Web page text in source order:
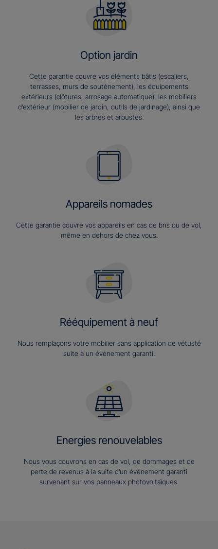
Option jardin
Cette garantie couvre vos éléments bâtis (escaliers,
terrasses, murs de soutènement), les équipements
extérieurs (clôtures, arrosage automatique), les mobiliers
d’extérieur (mobilier de jardin, outils de jardinage), ainsi que
les arbres et arbustes.
Appareils nomades
Cette garantie couvre vos appareils en cas de bris ou de vol,
même en dehors de chez vous.
Rééquipement à neuf
Nous remplaçons votre mobilier sans application de vétusté
suite à un événement garanti.
Energies renouvelables
Nous vous couvrons en cas de vol, de dommages et de
perte de revenus à la suite d’un événement garanti
survenant sur vos panneaux photovoltaïques.